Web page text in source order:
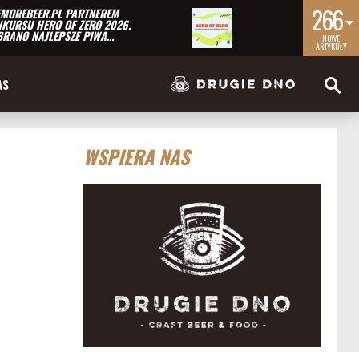
PARTNEREM
HERO OF ZERO 2026.
NAJLEPSZE PIWA… 266
NOWE
ARTYKUŁY
WSPIERA NAS